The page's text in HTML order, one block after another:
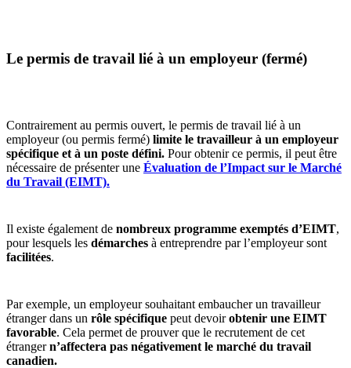
Le permis de travail lié à un employeur (fermé)
Contrairement au permis ouvert, le permis de travail lié à un
employeur (ou permis fermé) limite le travailleur à un employeur
spécifique et à un poste défini. Pour obtenir ce permis, il peut être
nécessaire de présenter une Évaluation de l’Impact sur le Marché
du Travail (EIMT).
Il existe également de nombreux programme exemptés d’EIMT,
pour lesquels les démarches à entreprendre par l’employeur sont
facilitées.
Par exemple, un employeur souhaitant embaucher un travailleur
étranger dans un rôle spécifique peut devoirobtenir une EIMT
favorable. Cela permet de prouver que le recrutement de cet
étrangern’affectera pas négativement le marché du travail
canadien.